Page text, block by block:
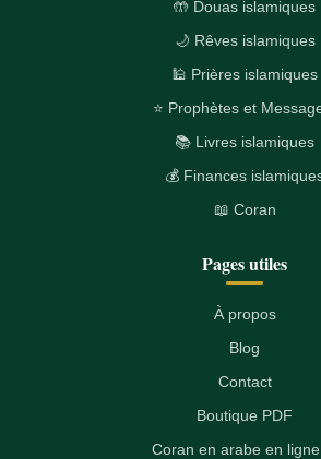
🤲 Douas islamiques
🌙 Rêves islamiques
🕌 Prières islamiques
⭐ Prophètes et
📚 Livres islamiques
💰 Finances
📖 Coran
Pages utiles
À propos
Blog
Contact
Boutique PDF
Coran en arabe en